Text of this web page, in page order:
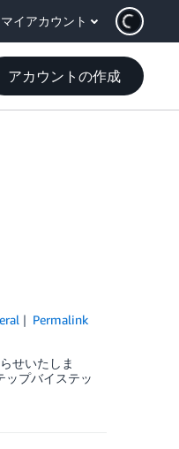
マイアカウント
アカウントの作成
Permalink
せいたしま
ップバイステッ